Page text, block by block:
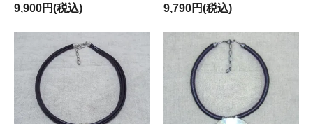
9,900円(税込)
9,790円(税込)